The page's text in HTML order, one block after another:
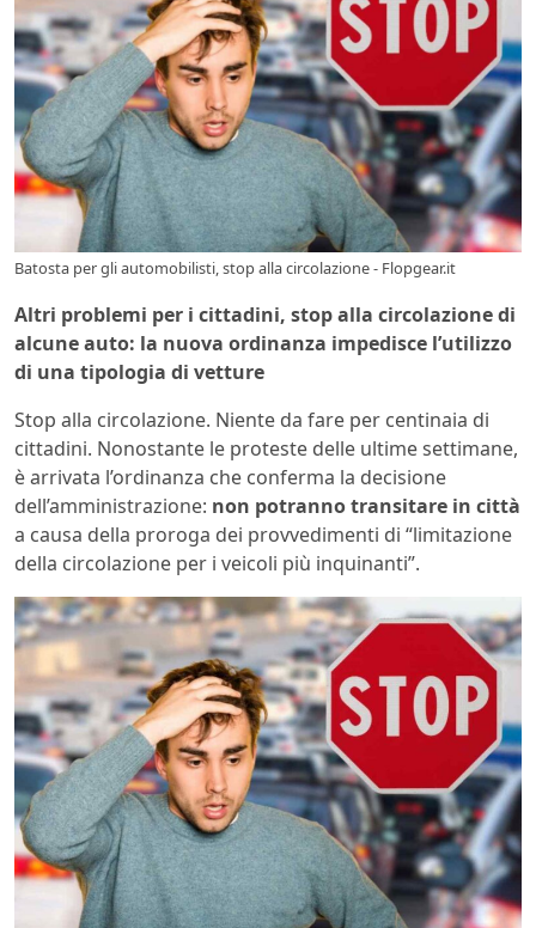
Batosta per gli automobilisti, stop alla circolazione - Flopgear.it
Altri problemi per i cittadini, stop alla circolazione di
alcune auto: la nuova ordinanza impedisce l’utilizzo
di una tipologia di vetture
Stop alla circolazione. Niente da fare per centinaia di
cittadini. Nonostante le proteste delle ultime settimane,
è arrivata l’ordinanza che conferma la decisione
dell’amministrazione: non potranno transitare in città
a causa della proroga dei provvedimenti di “limitazione
della circolazione per i veicoli più inquinanti”.